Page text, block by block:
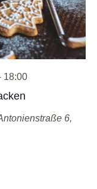
18:00
6,